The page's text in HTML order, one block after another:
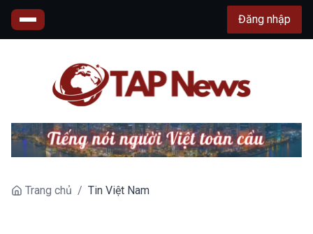
Đăng nhập
Trang chủ / Tin Việt Nam